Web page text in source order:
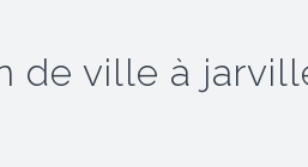
de ville à